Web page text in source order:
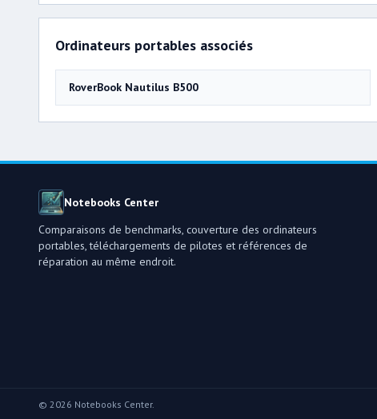
Ordinateurs portables associés
RoverBook Nautilus B500
Notebooks Center
Comparaisons de benchmarks, couverture des ordinateurs
portables, téléchargements de pilotes et références de
réparation au même endroit.
© 2026 Notebooks Center.